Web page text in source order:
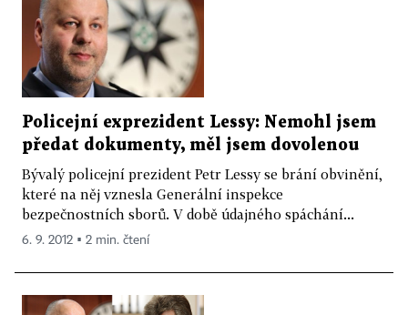
Policejní exprezident Lessy: Nemohl jsem
předat dokumenty, měl jsem dovolenou
Bývalý policejní prezident Petr Lessy se brání obvinění,
které na něj vznesla Generální inspekce
bezpečnostních sborů. V době údajného spáchání...
6. 9. 2012 ▪ 2 min. čtení